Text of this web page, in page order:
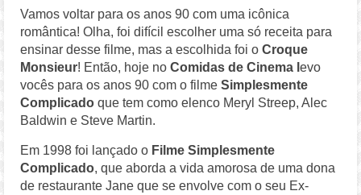
Vamos voltar para os anos 90 com uma icônica
romântica! Olha, foi difícil escolher uma só receita para
ensinar desse filme, mas a escolhida foi oCroque
Monsieur! Então, hoje noComidas de Cinema levo
vocês para os anos 90 com o filmeSimplesmente
Complicado que tem como elenco Meryl Streep, Alec
Baldwin e Steve Martin.
Em 1998 foi lançado o Filme Simplesmente
Complicado, que aborda a vida amorosa de uma dona
de restaurante Jane que se envolve com o seu Ex-